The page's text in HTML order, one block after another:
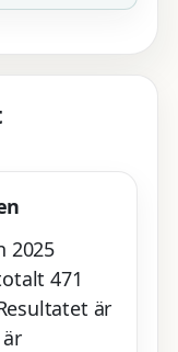
2025
471
är